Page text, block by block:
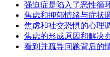
强迫症是陷入了恶性循
焦虑和抑郁情绪与症状
焦虑和社交恐惧的心理
焦虑的形成原因和解决
看到并疏导问题背后的